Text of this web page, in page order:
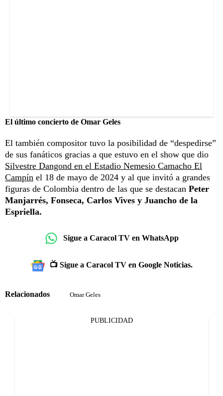
El último concierto de Omar Geles
El también compositor tuvo la posibilidad de “despedirse”
de sus fanáticos gracias a que estuvo en el show que dio
Silvestre Dangond en el Estadio Nemesio Camacho El
Campín el 18 de mayo de 2024 y al que invitó a grandes
figuras de Colombia dentro de las que se destacan Peter
Manjarrés, Fonseca, Carlos Vives y Juancho de la
Espriella.
Sigue a Caracol TV en WhatsApp
📺 Sigue a Caracol TV en Google Noticias.
Relacionados Omar Geles
PUBLICIDAD